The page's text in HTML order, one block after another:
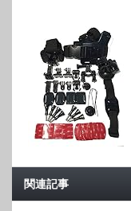
関連記事